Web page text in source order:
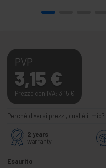
PVP
3,15 €
Prezzo con IVA: 3,15 €
Perché diversi prezzi, qual è il mio?
2 years
warranty
Esaurito